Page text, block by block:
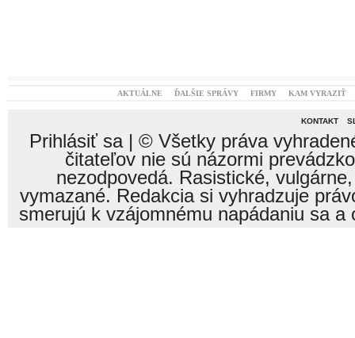
AKTUÁLNE ĎALŠIE SPRÁVY FIRMY KAM VYRAZIŤ
KONTAKT
Prihlásiť sa| © Všetky práva
čitateľov nie sú názormi
nezodpovedá. Rasistické,
vymazané. Redakcia si vyhradzuje
smerujú k vzájomnému napádaniu sa